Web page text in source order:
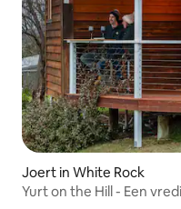
Joert in White Rock
Yurt on the Hill - Een